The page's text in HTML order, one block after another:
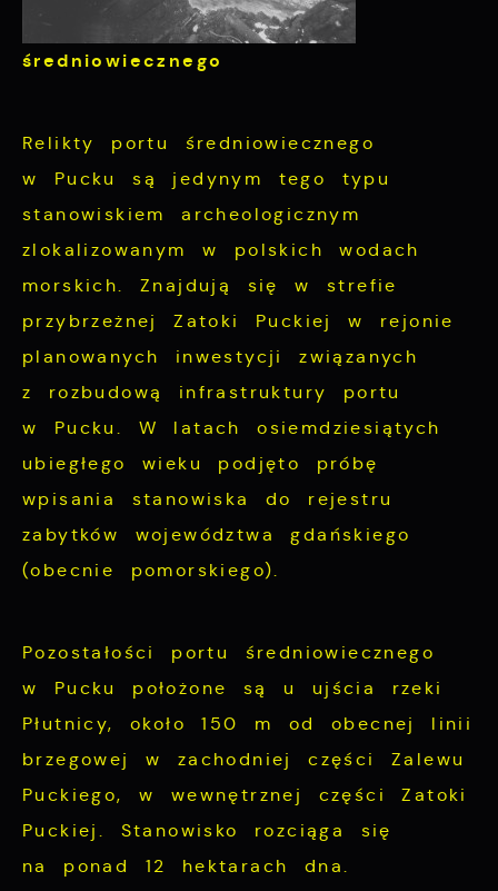
średniowiecznego
Relikty portu średniowiecznego
w Pucku są jedynym tego typu
stanowiskiem archeologicznym
zlokalizowanym w polskich wodach
morskich. Znajdują się w strefie
przybrzeżnej Zatoki Puckiej w rejonie
planowanych inwestycji związanych
z rozbudową infrastruktury portu
w Pucku. W latach osiemdziesiątych
ubiegłego wieku podjęto próbę
wpisania stanowiska do rejestru
zabytków województwa gdańskiego
(obecnie pomorskiego).
Pozostałości portu średniowiecznego
w Pucku położone są u ujścia rzeki
Płutnicy, około 150 m od obecnej linii
brzegowej w zachodniej części Zalewu
Puckiego, w wewnętrznej części Zatoki
Puckiej. Stanowisko rozciąga się
na ponad 12 hektarach dna.